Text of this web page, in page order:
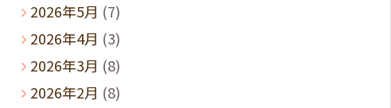
2026年5月 (7)
2026年4月 (3)
2026年3月 (8)
2026年2月 (8)